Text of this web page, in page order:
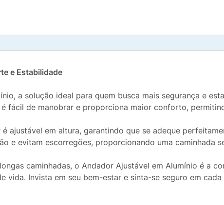
e Estabilidade
a solução ideal para quem busca mais segurança e
fácil de manobrar e proporciona maior conforto,
ajustável em altura, garantindo que se adeque
e evitam escorregões, proporcionando uma caminhada
caminhadas, o Andador Ajustável em Alumínio é a
vida. Invista em seu bem-estar e sinta-se seguro em cada